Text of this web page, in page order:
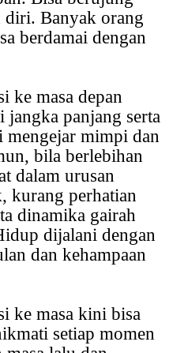
diri. Banyak orang
berdamai dengan
ke masa depan
panjang serta
mengejar mimpi dan
bila berlebihan
dalam urusan
kurang perhatian
dinamika gairah
dijalani dengan
dan kehampaan
ke masa kini bisa
setiap momen